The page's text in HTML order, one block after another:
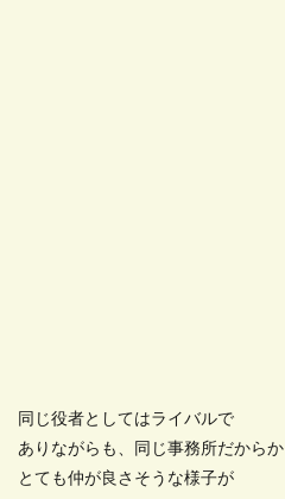
同じ役者としてはライバルで
ありながらも、同じ事務所だからか
とても仲が良さそうな様子が